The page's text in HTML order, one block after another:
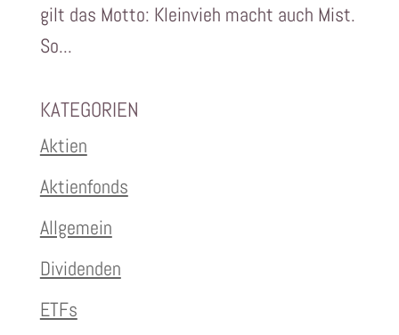
gilt das Motto: Kleinvieh macht auch Mist.
So...
KATEGORIEN
Aktien
Aktienfonds
Allgemein
Dividenden
ETFs